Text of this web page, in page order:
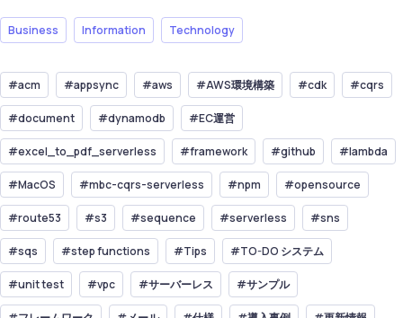
Business Information Technology
#acm #appsync #aws #AWS環境構築 #cdk #cqrs
#document #dynamodb #EC運営
#excel_to_pdf_serverless #framework #github #lambda
#MacOS #mbc-cqrs-serverless #npm #opensource
#route53 #s3 #sequence #serverless #sns
#sqs #step functions #Tips #TO-DO システム
#unit test #vpc #サーバーレス #サンプル